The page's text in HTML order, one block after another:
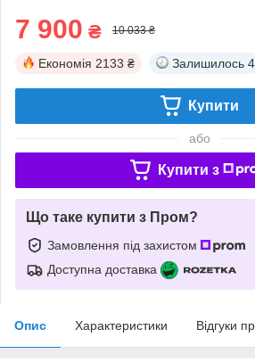
7 900 ₴ 10 033 ₴
Економія 2133 ₴ Залишилось
Купити
або
Купити з
Що таке купити з Пром?
Замовлення під захистом
Доступна доставка
Опис Характеристики Відгуки